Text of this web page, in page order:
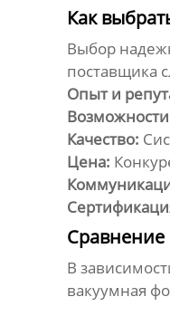
Как
Выбор
поставщика
Опыт и
Качество:
Цена:
Сравнение
В
вакуумная